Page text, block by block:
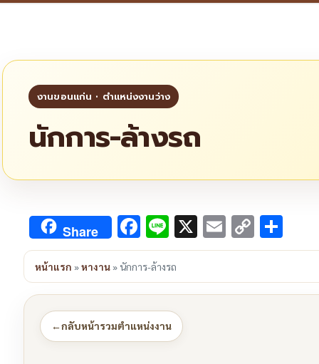
นักการ-ล้างรถ
Share Facebook
Line
X Email
Copy
Link
หน้าแรก »หางาน » นักการ-ล้างรถ
←กลับหน้ารวมตำแหน่งงาน